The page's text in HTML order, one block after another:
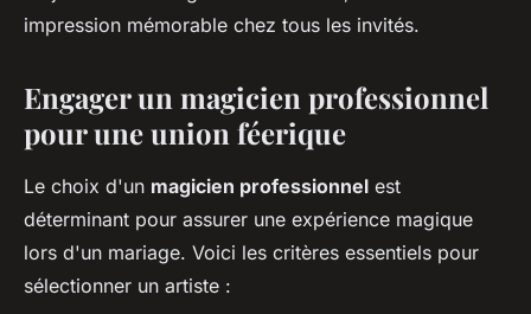
impression mémorable chez tous les invités.
Engager un magicien professionnel
pour une union féerique
Le choix d'un magicien professionnel est
déterminant pour assurer une expérience magique
lors d'un mariage. Voici les critères essentiels pour
sélectionner un artiste :